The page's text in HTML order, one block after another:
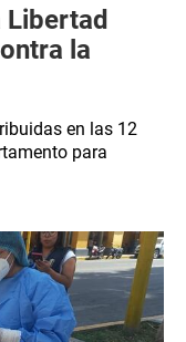
Libertad
la
en las 12
para